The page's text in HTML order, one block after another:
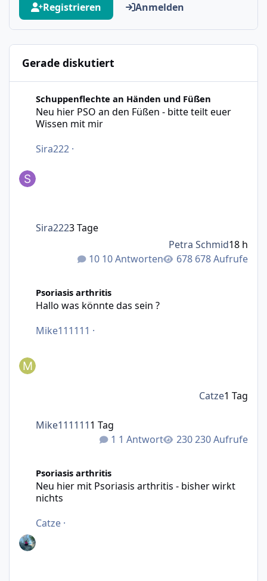
Registrieren Anmelden
Gerade diskutiert
Schuppenflechte an Händen und Füßen
Neu hier PSO an den Füßen - bitte teilt euer
Wissen mit mir
Sira222 ·
10 Antworten 678 Aufrufe
Sira2223 Tage
Petra Schmid18 h
Psoriasis arthritis
Hallo was könnte das sein ?
Mike111111 ·
1 Antwort 230 Aufrufe
Mike1111111 Tag
Catze1 Tag
Psoriasis arthritis
Neu hier mit Psoriasis arthritis - bisher wirkt
nichts
Catze ·